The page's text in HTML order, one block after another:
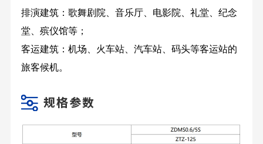
排演建筑：歌舞剧院、音乐厅、电影院、礼堂、纪念
堂、殡仪馆等；
客运建筑：机场、火车站、汽车站、码头等客运站的
旅客候机。